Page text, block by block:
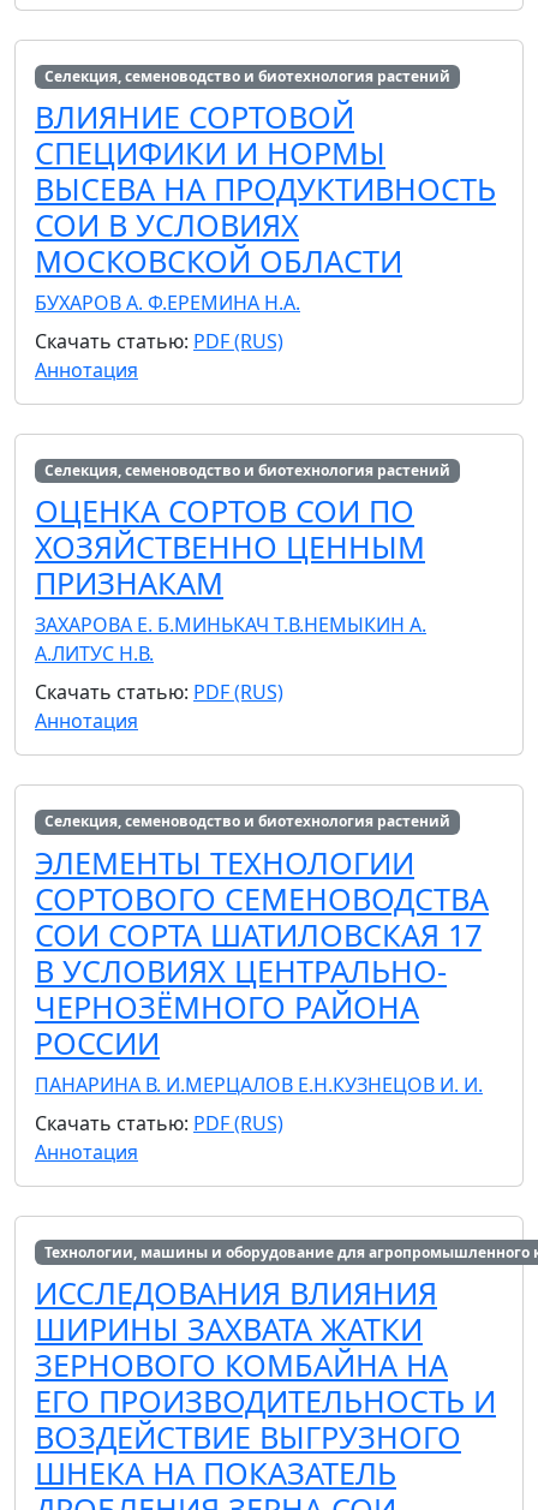
Селекция, семеноводство и биотехнология растений
ВЛИЯНИЕ СОРТОВОЙ
СПЕЦИФИКИ И НОРМЫ
ВЫСЕВА НА ПРОДУКТИВНОСТЬ
СОИ В УСЛОВИЯХ
МОСКОВСКОЙ ОБЛАСТИ
БУХАРОВ А. Ф.ЕРЕМИНА Н.А.
Скачать статью: PDF (RUS)
Аннотация
Селекция, семеноводство и биотехнология растений
ОЦЕНКА СОРТОВ СОИ ПО
ХОЗЯЙСТВЕННО ЦЕННЫМ
ПРИЗНАКАМ
ЗАХАРОВА Е. Б.МИНЬКАЧ Т.В.НЕМЫКИН А.
А.ЛИТУС Н.В.
Скачать статью: PDF (RUS)
Аннотация
Селекция, семеноводство и биотехнология растений
ЭЛЕМЕНТЫ ТЕХНОЛОГИИ
СОРТОВОГО СЕМЕНОВОДСТВА
СОИ СОРТА ШАТИЛОВСКАЯ 17
В УСЛОВИЯХ ЦЕНТРАЛЬНО-
ЧЕРНОЗЁМНОГО РАЙОНА
РОССИИ
ПАНАРИНА В. И.МЕРЦАЛОВ Е.Н.КУЗНЕЦОВ И. И.
Скачать статью: PDF (RUS)
Аннотация
Технологии, машины и оборудование для агропромышленного
ИССЛЕДОВАНИЯ ВЛИЯНИЯ
ШИРИНЫ ЗАХВАТА ЖАТКИ
ЗЕРНОВОГО КОМБАЙНА НА
ЕГО ПРОИЗВОДИТЕЛЬНОСТЬ И
ВОЗДЕЙСТВИЕ ВЫГРУЗНОГО
ШНЕКА НА ПОКАЗАТЕЛЬ